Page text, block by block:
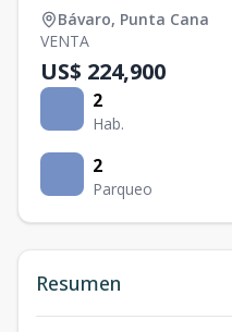
Bávaro, Punta Cana
VENTA
US$ 224,900
2
Hab.
2
Parqueo
Resumen